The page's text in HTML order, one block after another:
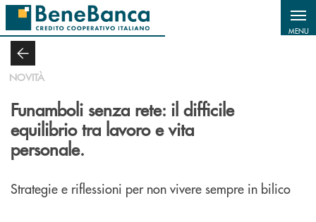
Salta al contenuto principale
MENU
NOVITÀ
Funamboli senza rete: il difficile
equilibrio tra lavoro e vita
personale.
Strategie e riflessioni per non vivere sempre in bilico